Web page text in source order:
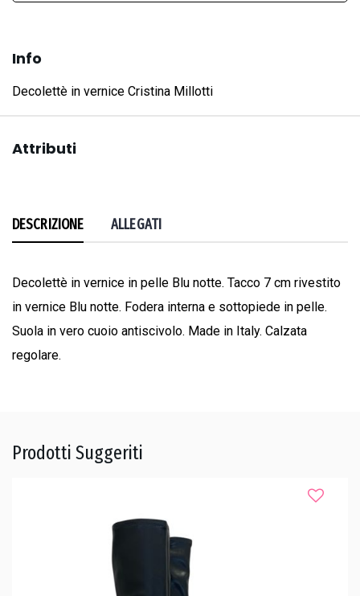
Info
Decolettè in vernice Cristina Millotti
Attributi
DESCRIZIONE ALLEGATI
Decolettè in vernice in pelle Blu notte. Tacco 7 cm rivestito
in vernice Blu notte. Fodera interna e sottopiede in pelle.
Suola in vero cuoio antiscivolo. Made in Italy. Calzata
regolare.
Prodotti Suggeriti